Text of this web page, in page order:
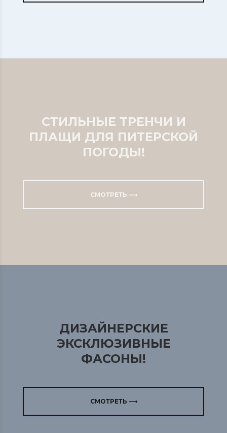
СТИЛЬНЫЕ ТРЕНЧИ И
ПЛАЩИ ДЛЯ ПИТЕРСКОЙ
ПОГОДЫ!
СМОТРЕТЬ ⟶
ДИЗАЙНЕРСКИЕ
ЭКСКЛЮЗИВНЫЕ
ФАСОНЫ!
СМОТРЕТЬ ⟶